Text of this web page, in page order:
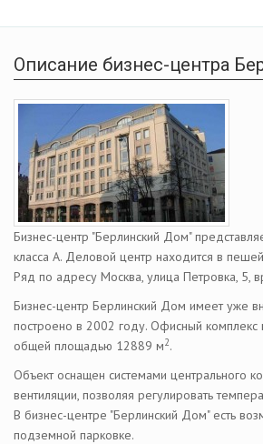
Описание бизнес-центра
Бизнес-центр "Берлинский Дом"
класса А. Деловой центр находится в
Ряд по адресу Москва, улица Петровка, 5,
Бизнес-центр Берлинский Дом имеет уже
построено в 2002 году. Офисный комплекс
общей площадью 12889 м2.
Объект оснащен системами центрального
вентиляции, позволяя регулировать
В бизнес-центре "Берлинский Дом" есть
подземной парковке.